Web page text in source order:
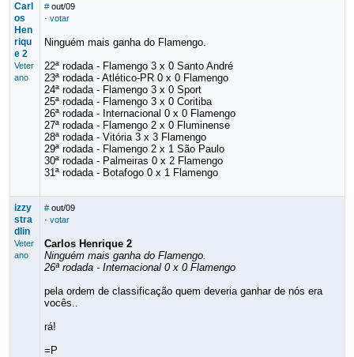
Carl
os
Hen
riqu
e 2
Veter
ano
# out/09
· votar
Ninguém mais ganha do Flamengo.
22ª rodada - Flamengo 3 x 0 Santo André
23ª rodada - Atlético-PR 0 x 0 Flamengo
24ª rodada - Flamengo 3 x 0 Sport
25ª rodada - Flamengo 3 x 0 Coritiba
26ª rodada - Internacional 0 x 0 Flamengo
27ª rodada - Flamengo 2 x 0 Fluminense
28ª rodada - Vitória 3 x 3 Flamengo
29ª rodada - Flamengo 2 x 1 São Paulo
30ª rodada - Palmeiras 0 x 2 Flamengo
31ª rodada - Botafogo 0 x 1 Flamengo
izzy
stra
dlin
Veter
ano
# out/09
· votar
Carlos Henrique 2
Ninguém mais ganha do Flamengo.
26ª rodada - Internacional 0 x 0 Flamengo
pela ordem de classificação quem deveria ganhar de nós era
vocês..
rá!
=P